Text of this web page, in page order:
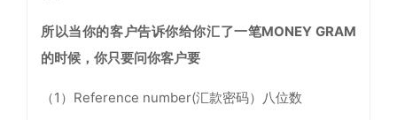
所以当你的客户告诉你给你汇了一笔MONEY GRAM
的时候，你只要问你客户要
（1）Reference number(汇款密码）八位数